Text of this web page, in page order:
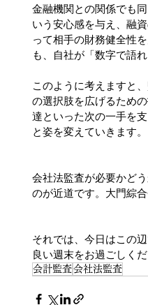
金融機関との関係でも
いう安心感を与え、融
って相手の財務健全性
も、自社が「数字で語
このように考えますと
の選択肢を広げるため
達といった次の一手を
と姿を変えていきます。
会社法監査が必要かど
のが近道です。大門綜
それでは、今日はこの辺
良い週末をお過ごしくだ
会計監査会社法監査